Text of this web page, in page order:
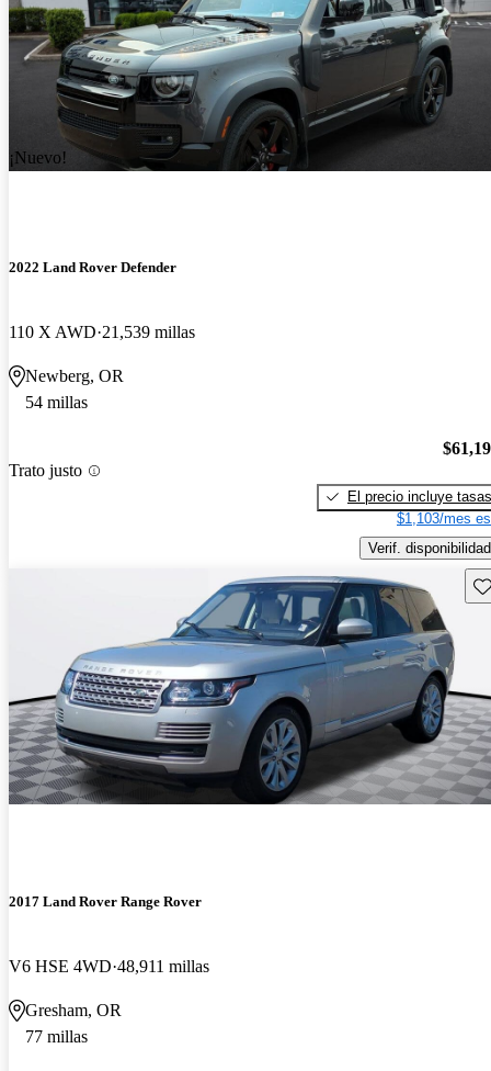
¡Nuevo!
2022 Land Rover Defender
110 X AWD 21,539 millas
Newberg, OR
54 millas
Trato justo
El precio incluye tasas
$1,103/mes
Verif. disponibilidad
2017 Land Rover Range Rover
V6 HSE 4WD 48,911 millas
Gresham, OR
77 millas